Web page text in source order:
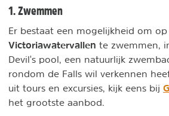
1. Zwemmen
Er bestaat een mogelijkheid om
Victoriawatervallen te zwemmen,
Devil's pool, een natuurlijk
rondom de Falls wil verkennen
uit tours en excursies, kijk eens bij
het grootste aanbod.